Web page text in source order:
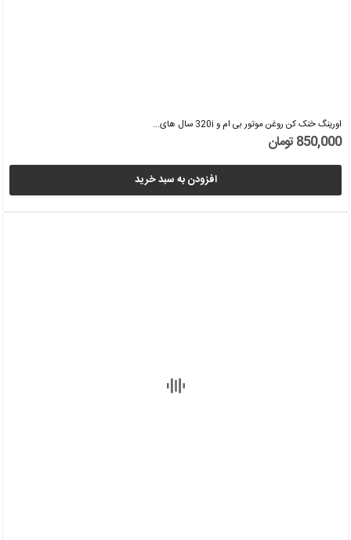
اورینگ خنک کن روغن موتور بی ام و 320i سال های...
850,000 تومان
افزودن به سبد خرید